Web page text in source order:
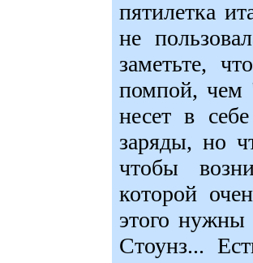
пятилетка
не
заметьте,
помпой, чем
несет в
заряды, но
чтобы
которой
этого нужны
Стоунз...